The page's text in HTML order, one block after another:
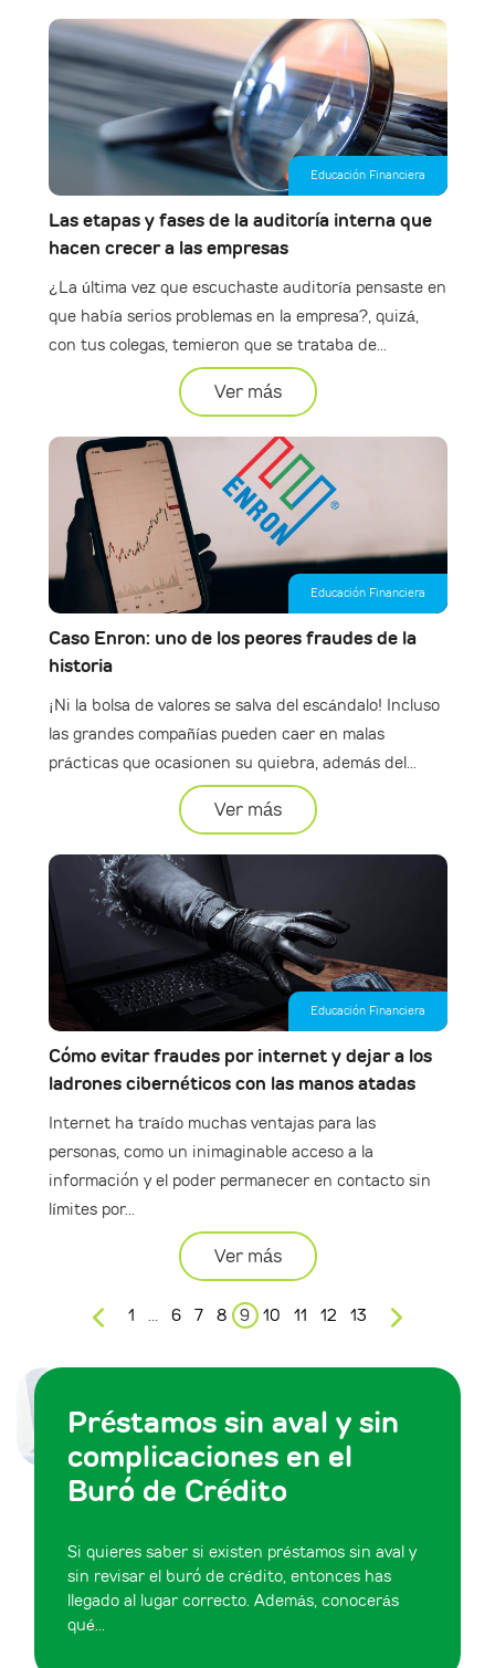
Educación Financiera
Las etapas y fases de la auditoría interna que
hacen crecer a las empresas
¿La última vez que escuchaste auditoría pensaste en
que había serios problemas en la empresa?, quizá,
con tus colegas, temieron que se trataba de...
Ver más
Educación Financiera
Caso Enron: uno de los peores fraudes de la
historia
¡Ni la bolsa de valores se salva del escándalo! Incluso
las grandes compañías pueden caer en malas
prácticas que ocasionen su quiebra, además del...
Ver más
Educación Financiera
Cómo evitar fraudes por internet y dejar a los
ladrones cibernéticos con las manos atadas
Internet ha traído muchas ventajas para las
personas, como un inimaginable acceso a la
información y el poder permanecer en contacto sin
límites por...
Ver más
1 … 6 7 8 9 10 11 12 13
Préstamos sin aval y sin
complicaciones en el
Buró de Crédito
Si quieres saber si existen préstamos sin aval y
sin revisar el buró de crédito, entonces has
llegado al lugar correcto. Además, conocerás
qué...